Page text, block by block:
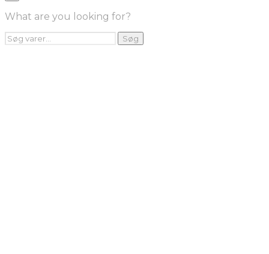
Handelsebetingelser
Returnering
FRA TV
Videoklip fra TV2
What are you looking for?
Søg
efter:
Søg